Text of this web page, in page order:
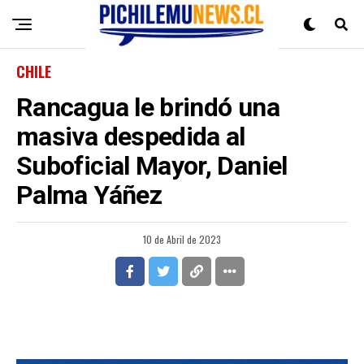
CHILE
Rancagua le brindó una
masiva despedida al
Suboficial Mayor, Daniel
Palma Yáñez
10 de Abril de 2023